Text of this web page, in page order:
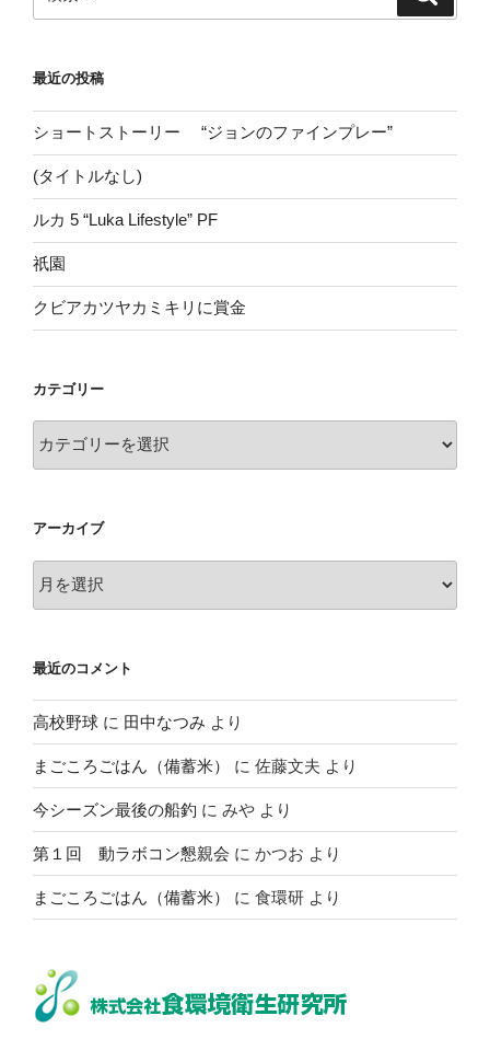
索:
最近の投稿
ショートストーリー “ジョンのファインプレー”
(タイトルなし)
ルカ 5 “Luka Lifestyle” PF
祇園
クビアカツヤカミキリに賞金
カテゴリー
テ
ー
アーカイブ
ー
ブ
最近のコメント
高校野球 に 田中なつみ より
まごころごはん（備蓄米） に 佐藤文夫 より
今シーズン最後の船釣 に みや より
第１回 動ラボコン懇親会 に かつお より
まごころごはん（備蓄米） に 食環研 より